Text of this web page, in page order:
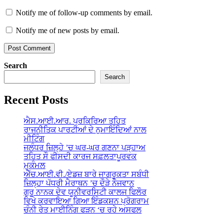
Notify me of follow-up comments by email.
Notify me of new posts by email.
Search
Search
Recent Posts
ਐਸ.ਆਈ.ਆਰ. ਪ੍ਰਕਿਰਿਆ ਤਹਿਤ
ਰਾਜਨੀਤਿਕ ਪਾਰਟੀਆਂ ਦੇ ਨੁਮਾਇੰਦਿਆਂ ਨਾਲ
ਮੀਟਿੰਗ
ਜਲੰਧਰ ਜ਼ਿਲ੍ਹੇ ’ਚ ਘਰ-ਘਰ ਗਣਨਾ ਪੜ੍ਹਾਅ
ਤਹਿਤ ਸੌ ਫੀਸਦੀ ਕਾਰਜ ਸਫ਼ਲਤਾਪੂਰਵਕ
ਮੁਕੰਮਲ
ਐੱਚ.ਆਈ.ਵੀ./ਏਡਜ਼ ਬਾਰੇ ਜਾਗਰੂਕਤਾ ਸਬੰਧੀ
ਜ਼ਿਲ੍ਹਾ ਪੱਧਰੀ ਮੈਰਾਥਨ ’ਚ ਦੌੜੇ ਨੌਜਵਾਨ
ਗੁਰੂ ਨਾਨਕ ਦੇਵ ਯੂਨੀਵਰਸਿਟੀ ਕਾਲਜ ਫਿਲੌਰ
ਵਿਖੇ ਕਰਵਾਇਆ ਗਿਆ ਇੰਡਕਸ਼ਨ ਪ੍ਰੋਗਰਾਮ
ਚੰਨੀ ਰੇਤ ਮਾਈਨਿੰਗ ਫੜਨ ‘ਚ ਰਹੇ ਅਸਫਲ